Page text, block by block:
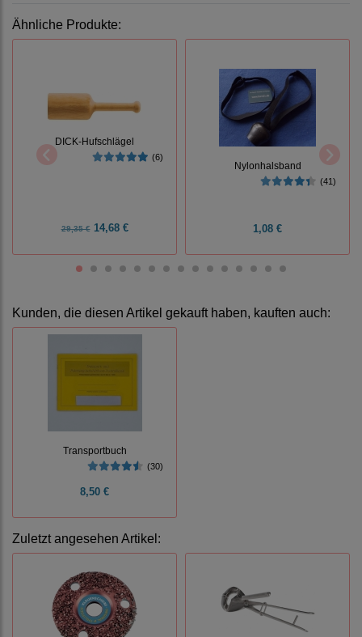
Ähnliche Produkte:
DICK-Hufschlägel
(6)
29,35 €14,68 €
Nylonhalsband
(41)
1,08 €
Kunden, die diesen Artikel gekauft haben, kauften auch:
Transportbuch
(30)
8,50 €
Zuletzt angesehen Artikel: